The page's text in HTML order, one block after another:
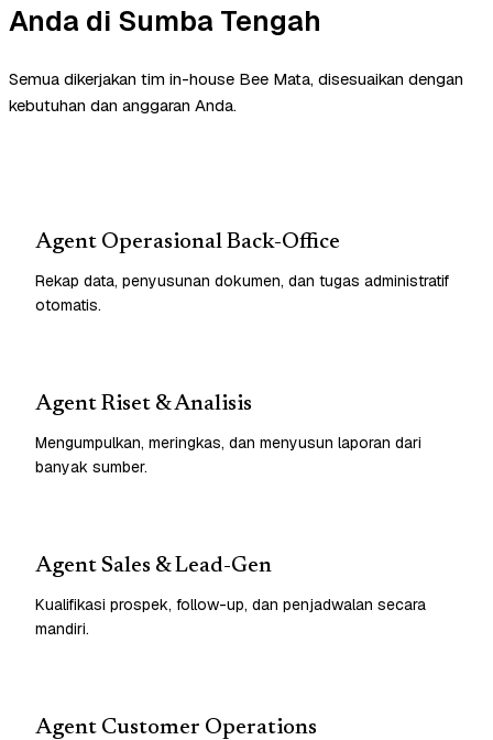
Anda di Sumba Tengah
Semua dikerjakan tim in-house Bee Mata, disesuaikan dengan
kebutuhan dan anggaran Anda.
Agent Operasional Back-Office
Rekap data, penyusunan dokumen, dan tugas administratif
otomatis.
Agent Riset & Analisis
Mengumpulkan, meringkas, dan menyusun laporan dari
banyak sumber.
Agent Sales & Lead-Gen
Kualifikasi prospek, follow-up, dan penjadwalan secara
mandiri.
Agent Customer Operations